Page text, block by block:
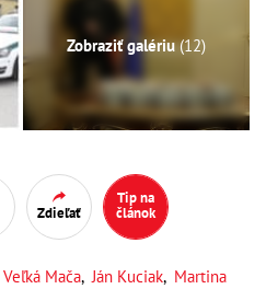
Zobraziť galériu(12)
Zdieľať
Tip na
článok
Veľká Mača,Ján Kuciak, Martina